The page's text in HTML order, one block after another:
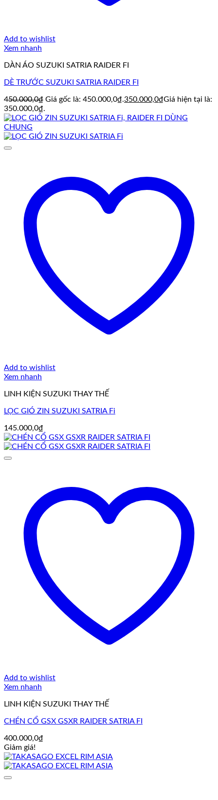
Add to wishlist
Xem nhanh
DÀN ÁO SUZUKI SATRIA RAIDER FI
DÈ TRƯỚC SUZUKI SATRIA RAIDER FI
450.000,0₫ Giá gốc là: 450.000,0₫.350.000,0₫Giá hiện tại là:
350.000,0₫.
Add to wishlist
Xem nhanh
LINH KIỆN SUZUKI THAY THẾ
LỌC GIÓ ZIN SUZUKI SATRIA Fi
145.000,0₫
Add to wishlist
Xem nhanh
LINH KIỆN SUZUKI THAY THẾ
CHÉN CỔ GSX GSXR RAIDER SATRIA FI
400.000,0₫
Giảm giá!